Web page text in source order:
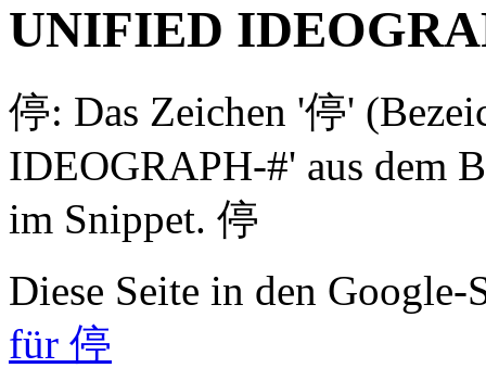
UNIFIED
停: Das Zeichen '停'
IDEOGRAPH-#' aus dem
im Snippet. 停
Diese Seite in den Google-
für 停